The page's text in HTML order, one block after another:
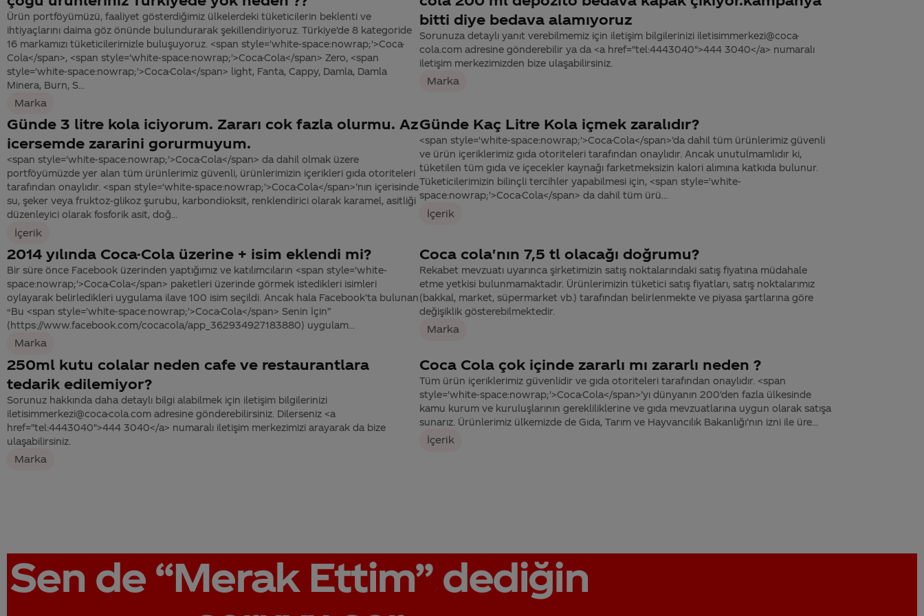
Ürün portföyümüzü, faaliyet gösterdiğimiz ülkelerdeki tüketicilerin beklenti ve
ihtiyaçlarını daima göz önünde bulundurarak şekillendiriyoruz. Türkiye’de 8 kategoride
16 markamızı tüketicilerimizle buluşuyoruz. <span style='white-space:nowrap;'>Coca-
Cola</span>, <span style='white-space:nowrap;'>Coca-Cola</span> Zero, <span
style='white-space:nowrap;'>Coca-Cola</span> light, Fanta, Cappy, Damla, Damla
Minera, Burn, S...
Marka
bitti diye bedava alamıyoruz
Sorunuza detaylı yanıt verebilmemiz için iletişim bilgilerinizi iletisimmerkezi@coca-
cola.com adresine gönderebilir ya da <a href="tel:4443040">444 3040</a> numaralı
iletişim merkezimizden bize ulaşabilirsiniz.
Marka
Günde 3 litre kola iciyorum. Zararı cok fazla olurmu. Az
icersemde zararini gorurmuyum.
<span style='white-space:nowrap;'>Coca-Cola</span> da dahil olmak üzere
portföyümüzde yer alan tüm ürünlerimiz güvenli, ürünlerimizin içerikleri gıda otoriteleri
tarafından onaylıdır. <span style='white-space:nowrap;'>Coca-Cola</span>’nın içerisinde
su, şeker veya fruktoz-glikoz şurubu, karbondioksit, renklendirici olarak karamel, asitliği
düzenleyici olarak fosforik asit, doğ...
İçerik
Günde Kaç Litre Kola içmek zaralıdır?
<span style='white-space:nowrap;'>Coca-Cola</span>’da dahil tüm ürünlerimiz güvenli
ve ürün içeriklerimiz gıda otoriteleri tarafından onaylıdır. Ancak unutulmamlıdır ki,
tüketilen tüm gıda ve içecekler kaynağı farketmeksizin kalori alımına katkıda bulunur.
Tüketicilerimizin bilinçli tercihler yapabilmesi için, <span style='white-
space:nowrap;'>Coca-Cola</span> da dahil tüm ürü...
İçerik
2014 yılında Coca-Cola üzerine + isim eklendi mi?
Bir süre önce Facebook üzerinden yaptığımız ve katılımcıların <span style='white-
space:nowrap;'>Coca-Cola</span> paketleri üzerinde görmek istedikleri isimleri
oylayarak belirledikleri uygulama ilave 100 isim seçildi. Ancak hala Facebook’ta bulunan
“Bu <span style='white-space:nowrap;'>Coca-Cola</span> Senin İçin”
(https://www.facebook.com/cocacola/app_362934927183880) uygulam...
Marka
Coca cola'nın 7,5 tl olacağı doğrumu?
Rekabet mevzuatı uyarınca şirketimizin satış noktalarındaki satış fiyatına müdahale
etme yetkisi bulunmamaktadır. Ürünlerimizin tüketici satış fiyatları, satış noktalarımız
(bakkal, market, süpermarket vb.) tarafından belirlenmekte ve piyasa şartlarına göre
değişiklik gösterebilmektedir.
Marka
250ml kutu colalar neden cafe ve restaurantlara
tedarik edilemiyor?
Sorunuz hakkında daha detaylı bilgi alabilmek için iletişim bilgilerinizi
iletisimmerkezi@coca-cola.com adresine gönderebilirsiniz. Dilerseniz <a
href="tel:4443040">444 3040</a> numaralı iletişim merkezimizi arayarak da bize
ulaşabilirsiniz.
Marka
Coca Cola çok içinde zararlı mı zararlı neden ?
Tüm ürün içeriklerimiz güvenlidir ve gıda otoriteleri tarafından onaylıdır. <span
style='white-space:nowrap;'>Coca-Cola</span>’yı dünyanın 200'den fazla ülkesinde
kamu kurum ve kuruluşlarının gerekliliklerine ve gıda mevzuatlarına uygun olarak satışa
sunarız. Ürünlerimiz ülkemizde de Gıda, Tarım ve Hayvancılık Bakanlığı’nın izni ile üre...
İçerik
Sen de “Merak Ettim”dediğin